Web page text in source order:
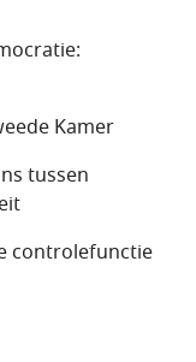
Kamer
tussen
controlefunctie